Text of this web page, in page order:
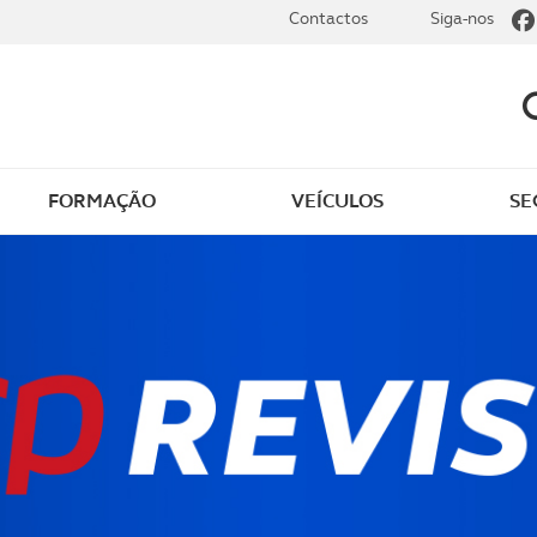
Golfe
Revista ACP Edição
impressa
FORMAÇÃO VEÍCULOS
Contactos Siga-nos